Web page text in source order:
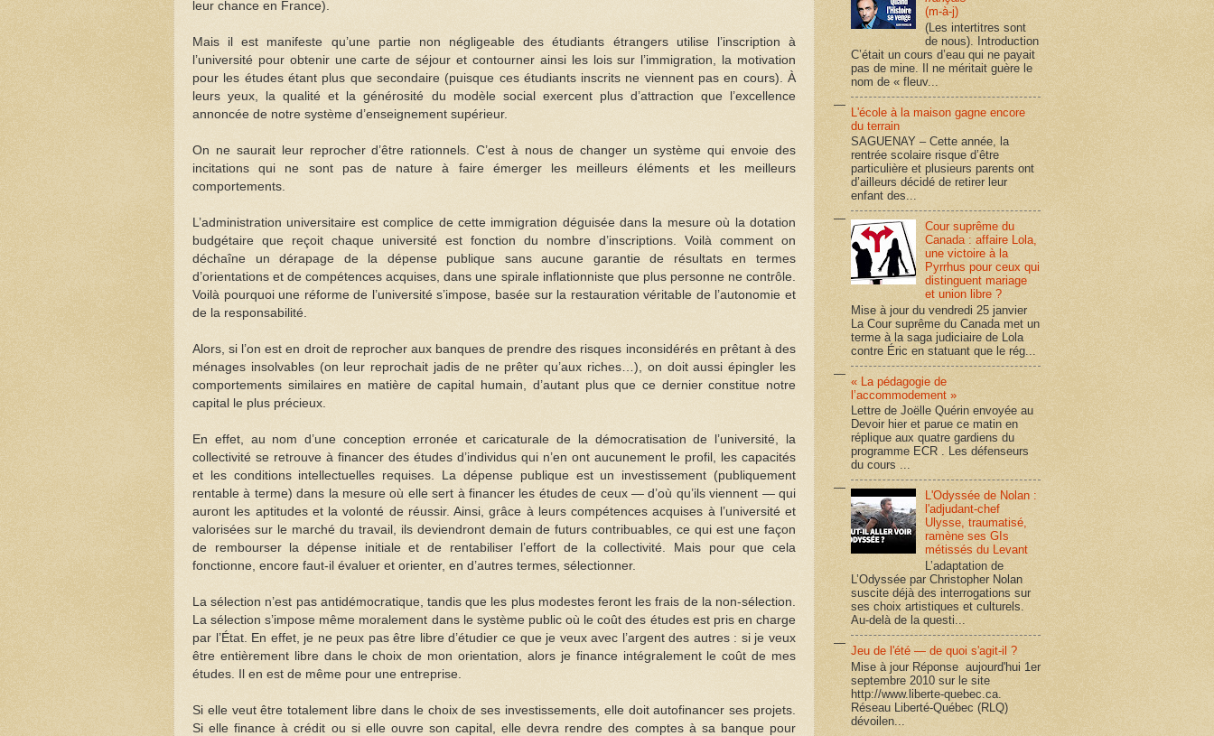
leur chance en France).
Mais il est manifeste qu’une partie non négligeable des étudiants étrangers utilise l’inscription à
l’université pour obtenir une carte de séjour et contourner ainsi les lois sur l’immigration, la motivation
pour les études étant plus que secondaire (puisque ces étudiants inscrits ne viennent pas en cours). À
leurs yeux, la qualité et la générosité du modèle social exercent plus d’attraction que l’excellence
annoncée de notre système d’enseignement supérieur.
On ne saurait leur reprocher d’être rationnels. C’est à nous de changer un système qui envoie des
incitations qui ne sont pas de nature à faire émerger les meilleurs éléments et les meilleurs
comportements.
L’administration universitaire est complice de cette immigration déguisée dans la mesure où la dotation
budgétaire que reçoit chaque université est fonction du nombre d’inscriptions. Voilà comment on
déchaîne un dérapage de la dépense publique sans aucune garantie de résultats en termes
d’orientations et de compétences acquises, dans une spirale inflationniste que plus personne ne contrôle.
Voilà pourquoi une réforme de l’université s’impose, basée sur la restauration véritable de l’autonomie et
de la responsabilité.
Alors, si l’on est en droit de reprocher aux banques de prendre des risques inconsidérés en prêtant à des
ménages insolvables (on leur reprochait jadis de ne prêter qu’aux riches…), on doit aussi épingler les
comportements similaires en matière de capital humain, d’autant plus que ce dernier constitue notre
capital le plus précieux.
En effet, au nom d’une conception erronée et caricaturale de la démocratisation de l’université, la
collectivité se retrouve à financer des études d’individus qui n’en ont aucunement le profil, les capacités
et les conditions intellectuelles requises. La dépense publique est un investissement (publiquement
rentable à terme) dans la mesure où elle sert à financer les études de ceux — d’où qu’ils viennent — qui
auront les aptitudes et la volonté de réussir. Ainsi, grâce à leurs compétences acquises à l’université et
valorisées sur le marché du travail, ils deviendront demain de futurs contribuables, ce qui est une façon
de rembourser la dépense initiale et de rentabiliser l’effort de la collectivité. Mais pour que cela
fonctionne, encore faut-il évaluer et orienter, en d’autres termes, sélectionner.
La sélection n’est pas antidémocratique, tandis que les plus modestes feront les frais de la non-sélection.
La sélection s’impose même moralement dans le système public où le coût des études est pris en charge
par l’État. En effet, je ne peux pas être libre d’étudier ce que je veux avec l’argent des autres : si je veux
être entièrement libre dans le choix de mon orientation, alors je finance intégralement le coût de mes
études. Il en est de même pour une entreprise.
Si elle veut être totalement libre dans le choix de ses investissements, elle doit autofinancer ses projets.
Si elle finance à crédit ou si elle ouvre son capital, elle devra rendre des comptes à sa banque pour
(m-à-j)
(Les intertitres sont
de nous). Introduction
C’était un cours d’eau qui ne payait
pas de mine. Il ne méritait guère le
nom de « fleuv...
L'école à la maison gagne encore
du terrain
SAGUENAY – Cette année, la
rentrée scolaire risque d’être
particulière et plusieurs parents ont
d’ailleurs décidé de retirer leur
enfant des...
Cour suprême du
Canada : affaire Lola,
une victoire à la
Pyrrhus pour ceux qui
distinguent mariage
et union libre ?
Mise à jour du vendredi 25 janvier
La Cour suprême du Canada met un
terme à la saga judiciaire de Lola
contre Éric en statuant que le rég...
« La pédagogie de
l’accommodement »
Lettre de Joëlle Quérin envoyée au
Devoir hier et parue ce matin en
réplique aux quatre gardiens du
programme ECR . Les défenseurs
du cours ...
L'Odyssée de Nolan :
l'adjudant-chef
Ulysse, traumatisé,
ramène ses GIs
métissés du Levant
L’adaptation de
L’Odyssée par Christopher Nolan
suscite déjà des interrogations sur
ses choix artistiques et culturels.
Au-delà de la questi...
Jeu de l'été — de quoi s'agit-il ?
Mise à jour Réponse aujourd'hui 1er
septembre 2010 sur le site
http://www.liberte-quebec.ca.
Réseau Liberté-Québec (RLQ)
dévoilen...